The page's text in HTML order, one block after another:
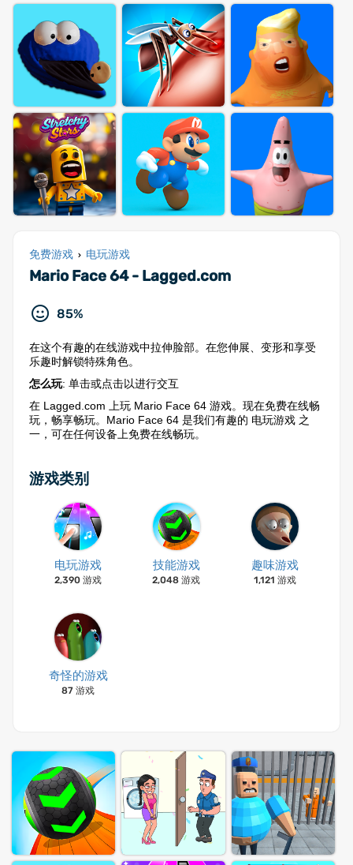
免费游戏 › 电玩游戏
Mario Face 64 - Lagged.com
85%
在这个有趣的在线游戏中拉伸脸部。在您伸展、变形和享受
乐趣时解锁特殊角色。
怎么玩: 单击或点击以进行交互
在 Lagged.com 上玩 Mario Face 64 游戏。现在免费在线畅
玩，畅享畅玩。Mario Face 64 是我们有趣的 电玩游戏 之
一，可在任何设备上免费在线畅玩。
游戏类别
电玩游戏
2,390 游戏
技能游戏
2,048 游戏
趣味游戏
1,121 游戏
奇怪的游戏
87 游戏